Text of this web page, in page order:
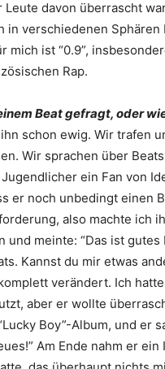
Leute davon überrascht
in verschiedenen
mich ist “0.9”,
Rap.
Beat gefragt, oder
schon ewig. Wir trafen
Wir sprachen über
ein Fan von
er noch unbedingt einen
also machte ich
und meinte: “Das ist
Kannst du mir etwas
verändert. Ich
aber er wollte
Boy”-Album, und er
Am Ende nahm er